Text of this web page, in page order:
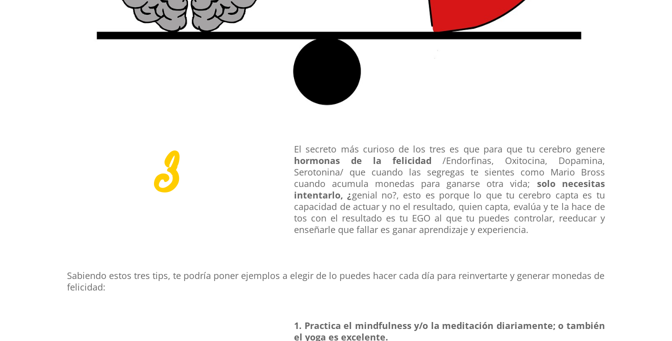
3
El secreto más curioso de los tres es que para que tu cerebro genere
hormonas de la felicidad /Endorfinas, Oxitocina, Dopamina,
Serotonina/ que cuando las segregas te sientes como Mario Bross
cuando acumula monedas para ganarse otra vida; solo necesitas
intentarlo, ¿genial no?, esto es porque lo que tu cerebro capta es tu
capacidad de actuar y no el resultado, quien capta, evalúa y te la hace de
tos con el resultado es tu EGO al que tu puedes controlar, reeducar y
enseñarle que fallar es ganar aprendizaje y experiencia.
Sabiendo estos tres tips, te podría poner ejemplos a elegir de lo puedes hacer cada día para reinvertarte y generar monedas de
felicidad:
1. Practica el mindfulness y/o la meditación diariamente; o también
el yoga es excelente.